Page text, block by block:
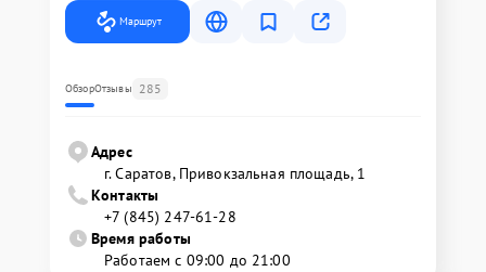
Маршрут
ОбзорОтзывы 285
Адрес
г. Саратов, Привокзальная площадь, 1
Контакты
+7 (845) 247-61-28
Время работы
Работаем с 09:00 до 21:00